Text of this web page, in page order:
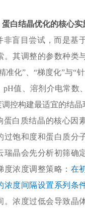
白结晶优化的核心实
非盲目尝试，而是基
。其调整的参数种类
准化”、“梯度化”与“
值、溶剂介电常数
控构建最适宜的结晶
蛋白质结晶的核心因
饱和度和蛋白质分
瑞晶会先分析初筛确
浓度调整策略： 在
浓度间隔设置系列条
。浓度过低会导致晶